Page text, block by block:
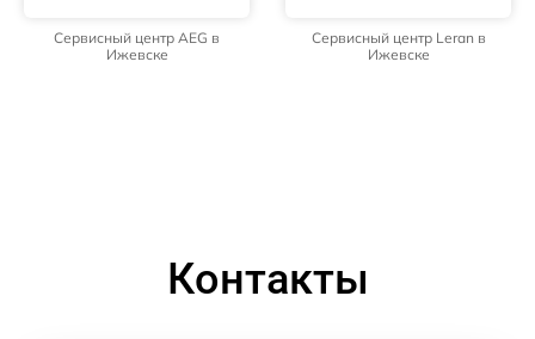
Сервисный центр AEG в
Ижевске
Сервисный центр Leran в
Ижевске
Контакты